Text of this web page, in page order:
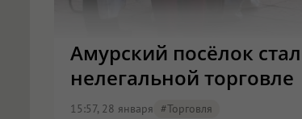
Амурский посёлок
нелегальной торговле
15:57, 28 января #торговля